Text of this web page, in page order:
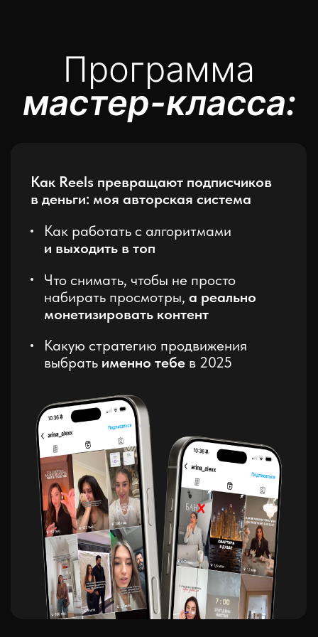
почему сейчас –самое время
для старта в Reels
главную ошибкутех, кто сейчас
продвигается через Reels
как не упустить свой шанс
ивыстрелить благодаря Reels
в 2025 году
как благодаря моей авторской
системезарабатывать на своем
блоге или за кадром
Результаты
тех, кто
использовал
мою
систему,
которую я
раскроюна
мастер-
классе